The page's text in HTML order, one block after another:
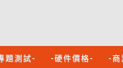
題測試- -硬件價格- -商